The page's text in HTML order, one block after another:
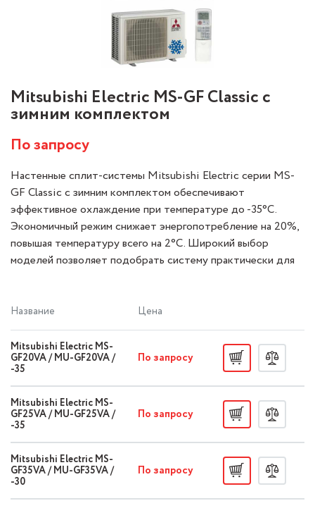
Mitsubishi Electric MS-GF Classic с
зимним комплектом
По запросу
Настенные сплит-системы Mitsubishi Electric серии MS-
GF Classic с зимним комплектом обеспечивают
эффективное охлаждение при температуре до -35°С.
Экономичный режим снижает энергопотребление на 20%,
повышая температуру всего на 2°C. Широкий выбор
моделей позволяет подобрать систему практически для
Название Цена
Mitsubishi Electric MS-
GF20VA / MU-GF20VA /
-35
По запросу
Mitsubishi Electric MS-
GF25VA / MU-GF25VA /
-35
По запросу
Mitsubishi Electric MS-
GF35VA / MU-GF35VA /
-30
По запросу